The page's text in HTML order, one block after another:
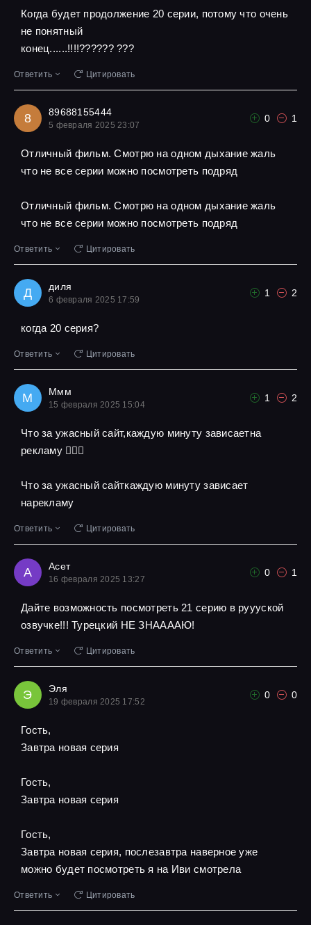
Когда будет продолжение 20 серии, потому что очень
не понятный
конец......!!!!?????? ???
Ответить Цитировать
8 89688155444
5 февраля 2025 23:07
0 1
Отличный фильм. Смотрю на одном дыхание жаль
что не все серии можно посмотреть подряд
Отличный фильм. Смотрю на одном дыхание жаль
что не все серии можно посмотреть подряд
Ответить Цитировать
Д диля
6 февраля 2025 17:59
1 2
когда 20 серия?
Ответить Цитировать
М Ммм
15 февраля 2025 15:04
1 2
Что за ужасный сайт,каждую минуту зависаетна
рекламу 🤦🏾‍♀️
Что за ужасный сайткаждую минуту зависает
нарекламу
Ответить Цитировать
А Асет
16 февраля 2025 13:27
0 1
Дайте возможность посмотреть 21 серию в руууской
озвучке!!! Турецкий НЕ ЗНААААЮ!
Ответить Цитировать
Э Эля
19 февраля 2025 17:52
0 0
Гость,
Завтра новая серия
Гость,
Завтра новая серия
Гость,
Завтра новая серия, послезавтра наверное уже
можно будет посмотреть я на Иви смотрела
Ответить Цитировать